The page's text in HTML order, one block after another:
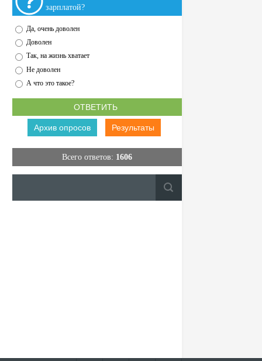
зарплатой?
Да, очень доволен
Доволен
Так, на жизнь хватает
Не доволен
А что это такое?
Архив опросов Результаты
Всего ответов: 1606